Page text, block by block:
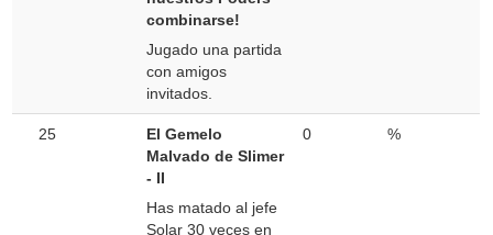
combinarse!
Jugado una partida
con amigos
invitados.
25
El Gemelo
Malvado de Slimer
- II
Has matado al jefe
Solar 30 veces en
0 %